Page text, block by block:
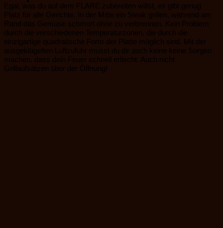
Egal, was du auf dem FLARE zubereiten willst, es gibt genug
Platz für alle Gerichte. In der Mitte ein Steak grillen, während am
Rand das Gemüse schmort ohne zu verbrennen. Kein Problem
durch die verschiedenen Temperaturzonen, die durch die
einzigartige quadratische Form der Platte möglich sind. Mit der
ausgeklügelten Luftzufuhr musst du dir auch keine keine Sorgen
machen, dass dein Feuer schnell erlischt. Auch nicht
Grillaufsätzen über der Öffnung!